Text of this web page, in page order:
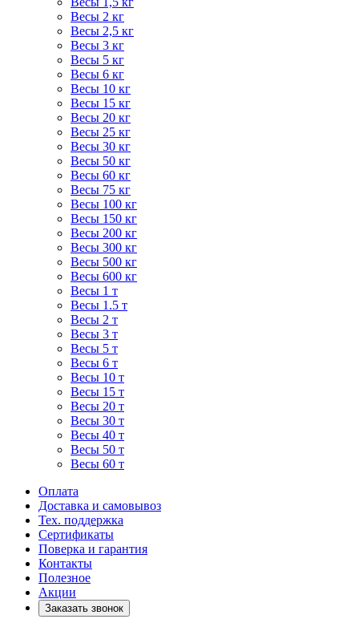
Весы 2 кг
Весы 2,5 кг
Весы 3 кг
Весы 5 кг
Весы 6 кг
Весы 10 кг
Весы 15 кг
Весы 20 кг
Весы 25 кг
Весы 30 кг
Весы 50 кг
Весы 60 кг
Весы 75 кг
Весы 100 кг
Весы 150 кг
Весы 200 кг
Весы 300 кг
Весы 500 кг
Весы 600 кг
Весы 1 т
Весы 1.5 т
Весы 2 т
Весы 3 т
Весы 5 т
Весы 6 т
Весы 10 т
Весы 15 т
Весы 20 т
Весы 30 т
Весы 40 т
Весы 50 т
Весы 60 т
Оплата
Доставка и самовывоз
Тех. поддержка
Сертификаты
Поверка и гарантия
Контакты
Полезное
Акции
Заказать звонок